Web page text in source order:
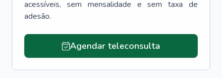
acessíveis, sem mensalidade e sem taxa de
adesão.
Agendar teleconsulta